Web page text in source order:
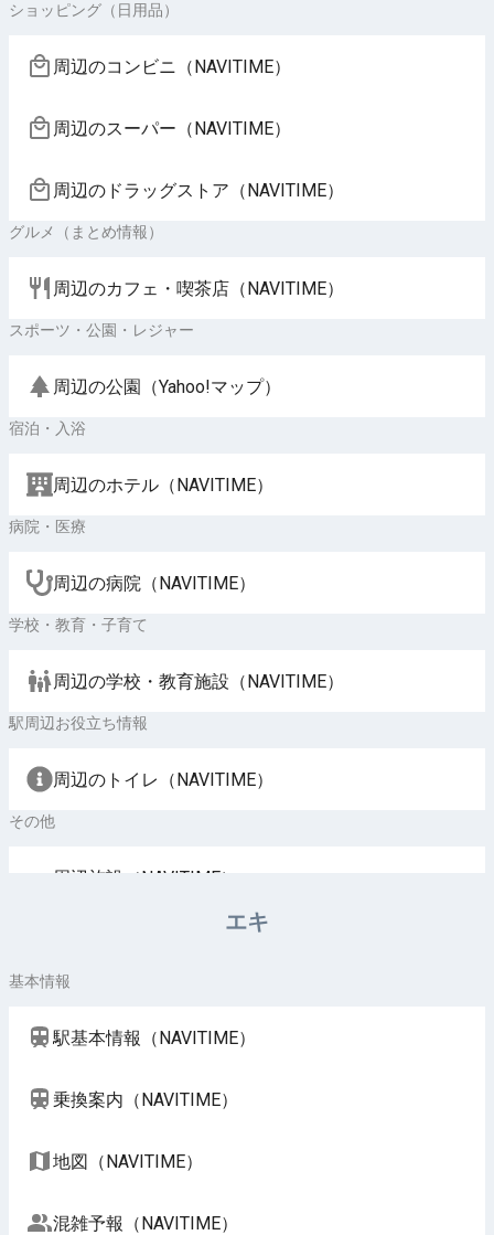
ショッピング（日用品）
周辺のコンビニ（NAVITIME）
周辺のスーパー（NAVITIME）
周辺のドラッグストア（NAVITIME）
グルメ（まとめ情報）
周辺のカフェ・喫茶店（NAVITIME）
スポーツ・公園・レジャー
周辺の公園（Yahoo!マップ）
宿泊・入浴
周辺のホテル（NAVITIME）
病院・医療
周辺の病院（NAVITIME）
学校・教育・子育て
周辺の学校・教育施設（NAVITIME）
駅周辺お役立ち情報
周辺のトイレ（NAVITIME）
その他
周辺施設（NAVITIME）
エキ
基本情報
駅基本情報（NAVITIME）
乗換案内（NAVITIME）
地図（NAVITIME）
混雑予報（NAVITIME）